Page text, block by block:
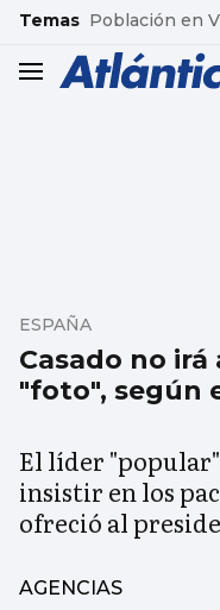
common.go-to-
Temas Población en
header.menu.open
Casado no
"foto", según
ESPAÑA
El líder
insistir en los
ofreció al
AGENCIAS